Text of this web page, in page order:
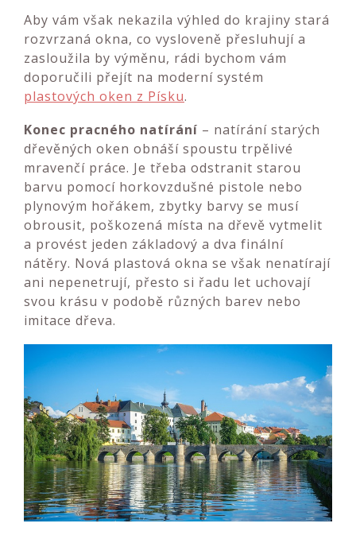
Aby vám však nekazila výhled do krajiny stará
rozvrzaná okna, co vysloveně přesluhují a
zasloužila by výměnu, rádi bychom vám
doporučili přejít na moderní systém
plastových oken z Písku.
Konec pracného natírání – natírání starých
dřevěných oken obnáší spoustu trpělivé
mravenčí práce. Je třeba odstranit starou
barvu pomocí horkovzdušné pistole nebo
plynovým hořákem, zbytky barvy se musí
obrousit, poškozená místa na dřevě vytmelit
a provést jeden základový a dva finální
nátěry. Nová plastová okna se však nenatírají
ani nepenetrují, přesto si řadu let uchovají
svou krásu v podobě různých barev nebo
imitace dřeva.